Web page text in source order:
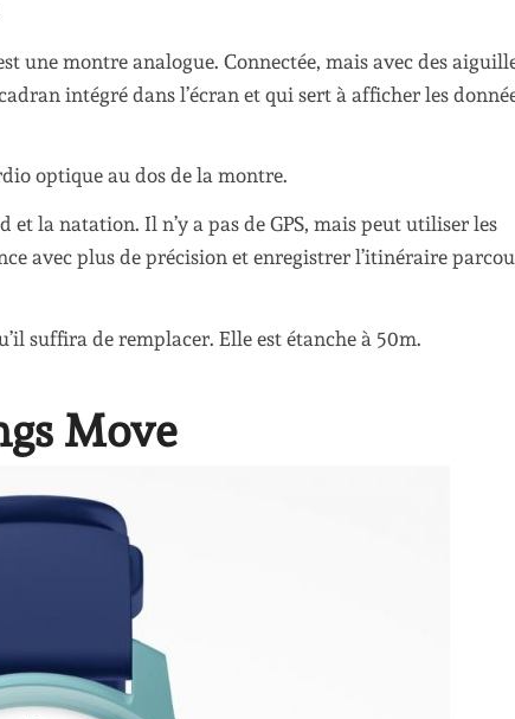
une montre analogue. Connectée, mais avec des
intégré dans l’écran et qui sert à afficher les
optique au dos de la montre.
la natation. Il n’y a pas de GPS, mais peut utiliser les
avec plus de précision et enregistrer l’itinéraire
suffira de remplacer. Elle est étanche à 50m.
Move